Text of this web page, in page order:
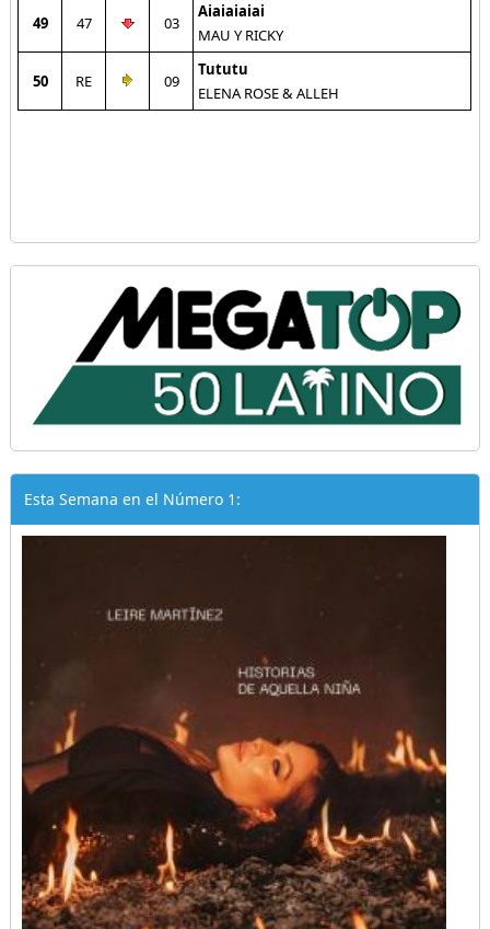
49 47 03
Aiaiaiaiai
MAU Y RICKY
50 RE 09
Tututu
ELENA ROSE & ALLEH
Esta Semana en el Número 1: